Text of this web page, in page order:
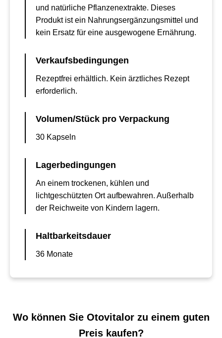
und natürliche Pflanzenextrakte. Dieses
Produkt ist ein Nahrungsergänzungsmittel und
kein Ersatz für eine ausgewogene Ernährung.
Verkaufsbedingungen
Rezeptfrei erhältlich. Kein ärztliches Rezept
erforderlich.
Volumen/Stück pro Verpackung
30 Kapseln
Lagerbedingungen
An einem trockenen, kühlen und
lichtgeschützten Ort aufbewahren. Außerhalb
der Reichweite von Kindern lagern.
Haltbarkeitsdauer
36 Monate
Wo können Sie Otovitalor zu einem guten
Preis kaufen?